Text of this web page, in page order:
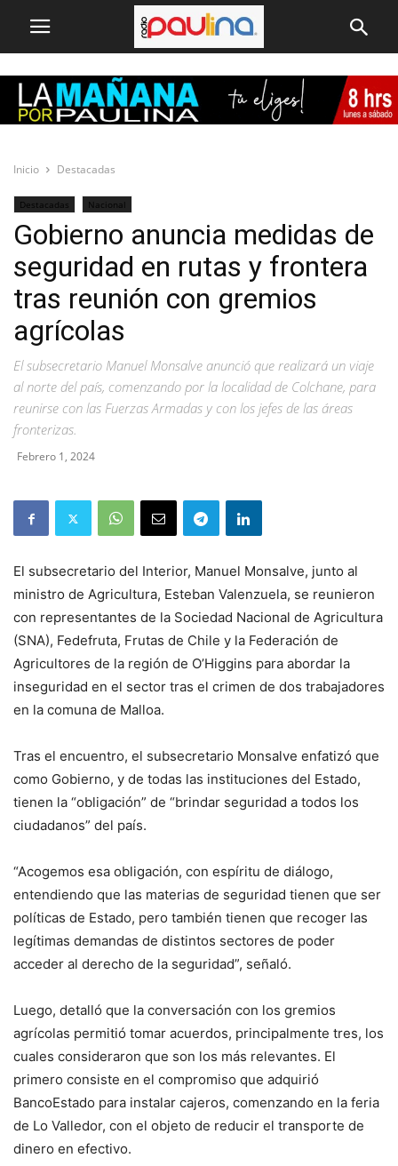
Inicio Destacadas
Destacadas Nacional
Gobierno anuncia medidas de
seguridad en rutas y frontera
tras reunión con gremios
agrícolas
El subsecretario Manuel Monsalve anunció que realizará un viaje
al norte del país, comenzando por la localidad de Colchane, para
reunirse con las Fuerzas Armadas y con los jefes de las áreas
fronterizas.
Febrero 1, 2024
El subsecretario del Interior, Manuel Monsalve, junto al
ministro de Agricultura, Esteban Valenzuela, se reunieron
con representantes de la Sociedad Nacional de Agricultura
(SNA), Fedefruta, Frutas de Chile y la Federación de
Agricultores de la región de O’Higgins para abordar la
inseguridad en el sector tras el crimen de dos trabajadores
en la comuna de Malloa.
Tras el encuentro, el subsecretario Monsalve enfatizó que
como Gobierno, y de todas las instituciones del Estado,
tienen la “obligación” de “brindar seguridad a todos los
ciudadanos” del país.
“Acogemos esa obligación, con espíritu de diálogo,
entendiendo que las materias de seguridad tienen que ser
políticas de Estado, pero también tienen que recoger las
legítimas demandas de distintos sectores de poder
acceder al derecho de la seguridad”, señaló.
Luego, detalló que la conversación con los gremios
agrícolas permitió tomar acuerdos, principalmente tres, los
cuales consideraron que son los más relevantes. El
primero consiste en el compromiso que adquirió
BancoEstado para instalar cajeros, comenzando en la feria
de Lo Valledor, con el objeto de reducir el transporte de
dinero en efectivo.